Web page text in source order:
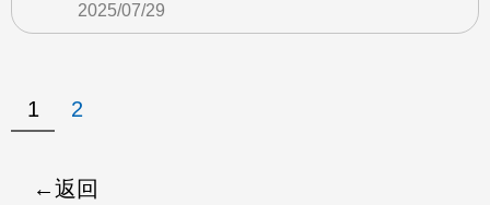
2025/07/29
1 2
返回